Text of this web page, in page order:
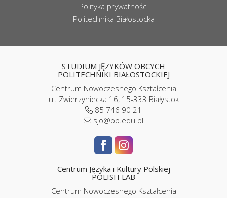
Polityka prywatności
Politechnika Białostocka
STUDIUM JĘZYKÓW OBCYCH
POLITECHNIKI BIAŁOSTOCKIEJ
Centrum Nowoczesnego Kształcenia
ul. Zwierzyniecka 16, 15-333 Białystok
85 746 90 21
sjo@pb.edu.pl
Centrum Języka i Kultury Polskiej
POLISH LAB
Centrum Nowoczesnego Kształcenia